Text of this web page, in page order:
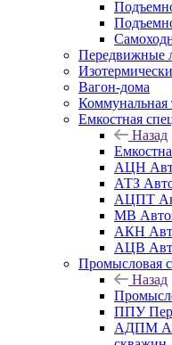
Передвижные
Вагон-дома
Коммунальная
Емкостная
Назад
АЦН
АТЗ
АЦПТ
МВ
АКН
АЦВ
Промысловая
Назад
ППУ
АДПМ